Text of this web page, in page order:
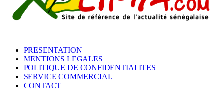
PRESENTATION
MENTIONS LEGALES
POLITIQUE DE CONFIDENTIALITES
SERVICE COMMERCIAL
CONTACT